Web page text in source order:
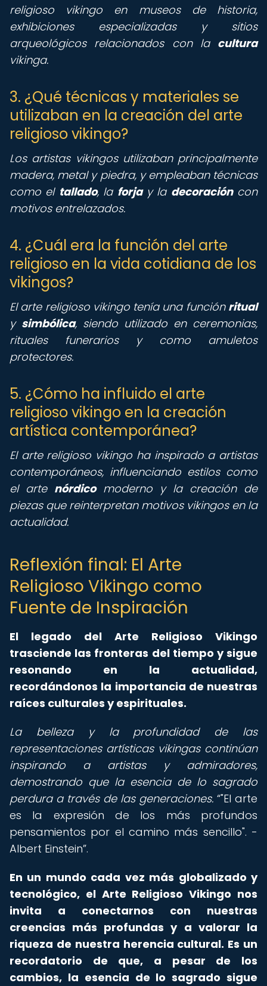
religioso vikingo en museos de historia,
exhibiciones especializadas y sitios
arqueológicos relacionados con la cultura
vikinga.
3. ¿Qué técnicas y materiales se
utilizaban en la creación del arte
religioso vikingo?
Los artistas vikingos utilizaban principalmente
madera, metal y piedra, y empleaban técnicas
como el tallado, la forjay la decoracióncon
motivos entrelazados.
4. ¿Cuál era la función del arte
religioso en la vida cotidiana de los
vikingos?
El arte religioso vikingo tenía una función ritual
y simbólica, siendo utilizado en ceremonias,
rituales funerarios y como amuletos
protectores.
5. ¿Cómo ha influido el arte
religioso vikingo en la creación
artística contemporánea?
El arte religioso vikingo ha inspirado a artistas
contemporáneos, influenciando estilos como
el arte nórdicomoderno y la creación de
piezas que reinterpretan motivos vikingos en la
actualidad.
Reflexión final: El Arte
Religioso Vikingo como
Fuente de Inspiración
El legado del Arte Religioso Vikingo
trasciende las fronteras del tiempo y sigue
resonando en la actualidad,
recordándonos la importancia de nuestras
raíces culturales y espirituales.
La belleza y la profundidad de las
representaciones artísticas vikingas continúan
inspirando a artistas y admiradores,
demostrando que la esencia de lo sagrado
perdura a través de las generaciones. "El arte
es la expresión de los más profundos
pensamientos por el camino más sencillo". -
Albert Einstein .
En un mundo cada vez más globalizado y
tecnológico, el Arte Religioso Vikingo nos
invita a conectarnos con nuestras
creencias más profundas y a valorar la
riqueza de nuestra herencia cultural. Es un
recordatorio de que, a pesar de los
cambios, la esencia de lo sagrado sigue